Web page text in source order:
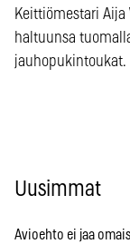
Keittiömestari
haltuunsa
jauhopukintoukat.
Uusimmat
Avioehto ei jaa